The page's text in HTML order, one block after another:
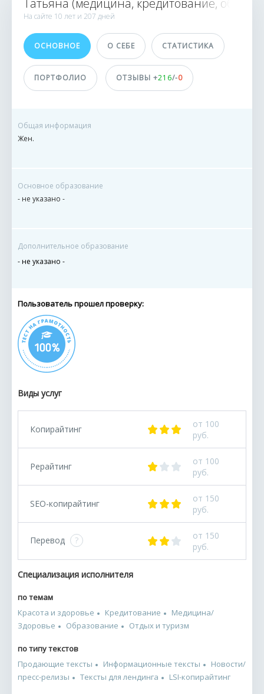
3009 заказов
9 сделок
Принимает оплату
На карту
На баланс eTXT
Татьяна (медицина, кредитование,
На сайте 10 лет и 207 дней
ОСНОВНОЕ О СЕБЕ СТАТИСТИКА
ПОРТФОЛИО ОТЗЫВЫ +216/-0
Общая информация
Жен.
Основное образование
- не указано -
Дополнительное образование
- не указано -
Пользователь прошел проверку:
Виды услуг
Копирайтинг
от 100
руб.
Рерайтинг
от 100
руб.
SEO-копирайтинг
от 150
руб.
Перевод ?
от 150
руб.
Специализация исполнителя
по темам
Красота и здоровье
Кредитование
Медицина/
Здоровье
Образование Отдых и туризм
по типу текстов
Продающие тексты
Информационные тексты
Новости/
пресс-релизы
Тексты для лендинга LSI-копирайтинг